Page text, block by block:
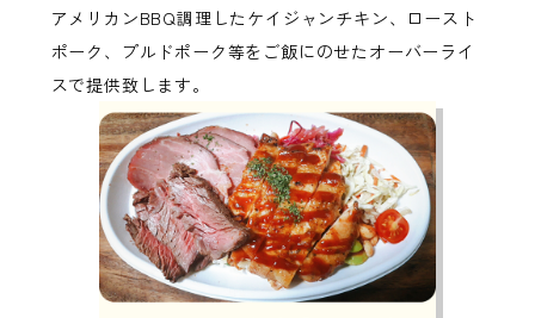
アメリカンBBQ調理したケイジャンチキン、ロースト
ポーク、プルドポーク等をご飯にのせたオーバーライ
スで提供致します。